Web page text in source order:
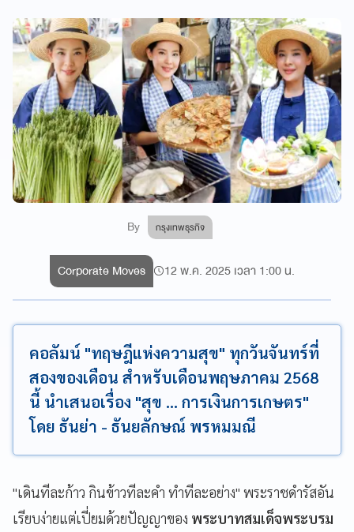
By กรุงเทพธุรกิจ
Corporate Moves 12 พ.ค. 2025 เวลา 1:00 น.
คอลัมน์ "ทฤษฎีแห่งความสุข" ทุกวันจันทร์ที่
สองของเดือน สำหรับเดือนพฤษภาคม 2568
นี้ นำเสนอเรื่อง "สุข ... การเงินการเกษตร"
โดย ธันย่า - ธันยลักษณ์ พรหมมณี
"เดินทีละก้าว กินข้าวทีละคำ ทำทีละอย่าง" พระราชดำรัสอัน
เรียบง่ายแต่เปี่ยมด้วยปัญญาของ พระบาทสมเด็จพระบรม